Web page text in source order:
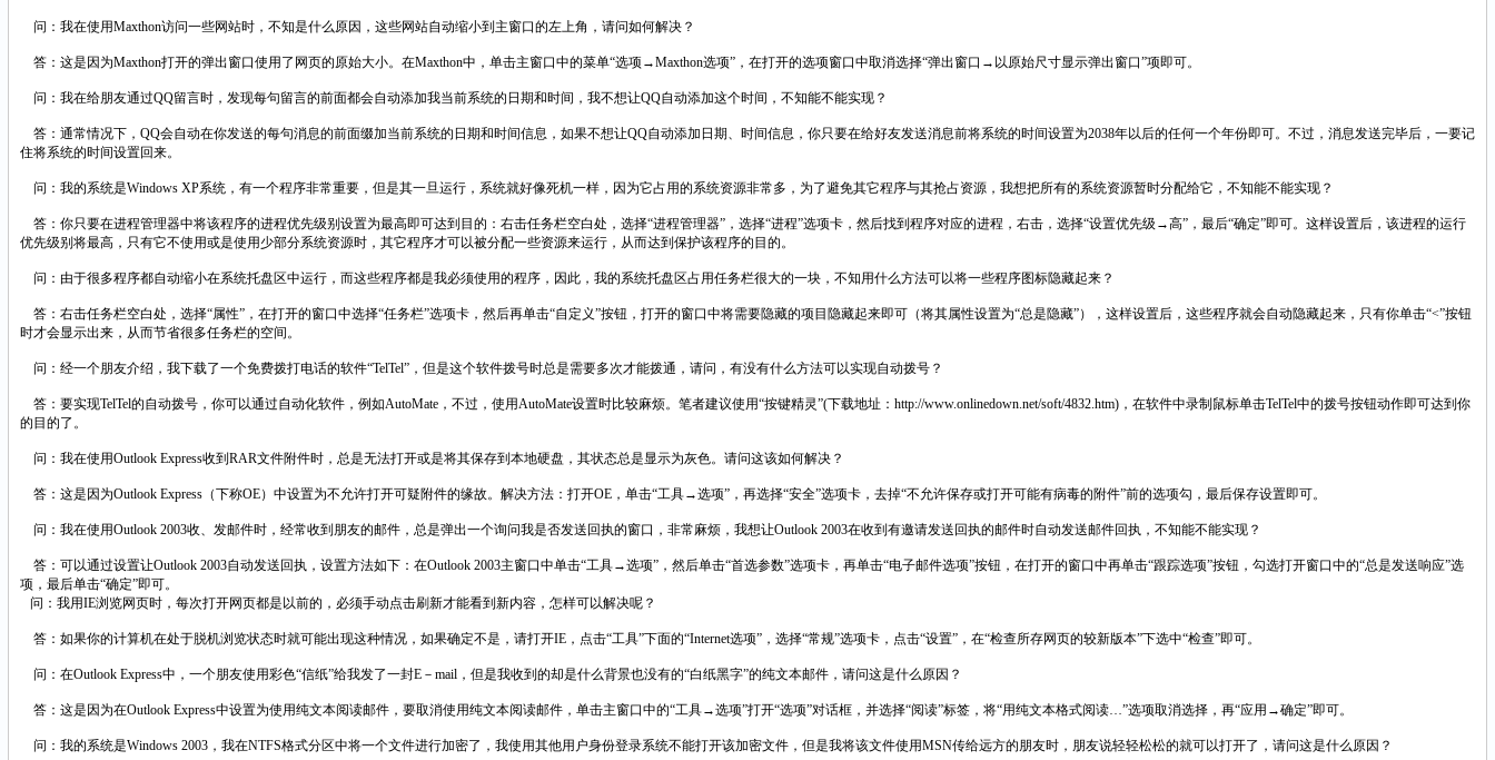
问：我在使用Maxthon访问一些网站时，不知是什么原因，这些网站自动缩小到主窗口的左上角，请问如何解决？
答：这是因为Maxthon打开的弹出窗口使用了网页的原始大小。在Maxthon中，单击主窗口中的菜单“选项→Maxthon选项”，在打开的选项窗口中取消选择“弹出窗口→以原始尺寸显示弹出窗口”项即可。
问：我在给朋友通过QQ留言时，发现每句留言的前面都会自动添加我当前系统的日期和时间，我不想让QQ自动添加这个时间，不知能不能实现？
答：通常情况下，QQ会自动在你发送的每句消息的前面缀加当前系统的日期和时间信息，如果不想让QQ自动添加日期、时间信息，你只要在给好友发送消息前将系统的时间设置为2038年以后的任何一个年份即可。不过，消息发送完毕后，一要记
住将系统的时间设置回来。
问：我的系统是Windows XP系统，有一个程序非常重要，但是其一旦运行，系统就好像死机一样，因为它占用的系统资源非常多，为了避免其它程序与其抢占资源，我想把所有的系统资源暂时分配给它，不知能不能实现？
答：你只要在进程管理器中将该程序的进程优先级别设置为最高即可达到目的：右击任务栏空白处，选择“进程管理器”，选择“进程”选项卡，然后找到程序对应的进程，右击，选择“设置优先级→高”，最后“确定”即可。这样设置后，该进程的运行
优先级别将最高，只有它不使用或是使用少部分系统资源时，其它程序才可以被分配一些资源来运行，从而达到保护该程序的目的。
问：由于很多程序都自动缩小在系统托盘区中运行，而这些程序都是我必须使用的程序，因此，我的系统托盘区占用任务栏很大的一块，不知用什么方法可以将一些程序图标隐藏起来？
答：右击任务栏空白处，选择“属性”，在打开的窗口中选择“任务栏”选项卡，然后再单击“自定义”按钮，打开的窗口中将需要隐藏的项目隐藏起来即可（将其属性设置为“总是隐藏”），这样设置后，这些程序就会自动隐藏起来，只有你单击“<”按钮
时才会显示出来，从而节省很多任务栏的空间。
问：经一个朋友介绍，我下载了一个免费拨打电话的软件“TelTel”，但是这个软件拨号时总是需要多次才能拨通，请问，有没有什么方法可以实现自动拨号？
答：要实现TelTel的自动拨号，你可以通过自动化软件，例如AutoMate，不过，使用AutoMate设置时比较麻烦。笔者建议使用“按键精灵”(下载地址：http://www.onlinedown.net/soft/4832.htm)，在软件中录制鼠标单击TelTel中的拨号按钮动作即可达到你
的目的了。
问：我在使用Outlook Express收到RAR文件附件时，总是无法打开或是将其保存到本地硬盘，其状态总是显示为灰色。请问这该如何解决？
答：这是因为Outlook Express（下称OE）中设置为不允许打开可疑附件的缘故。解决方法：打开OE，单击“工具→选项”，再选择“安全”选项卡，去掉“不允许保存或打开可能有病毒的附件”前的选项勾，最后保存设置即可。
问：我在使用Outlook 2003收、发邮件时，经常收到朋友的邮件，总是弹出一个询问我是否发送回执的窗口，非常麻烦，我想让Outlook 2003在收到有邀请发送回执的邮件时自动发送邮件回执，不知能不能实现？
答：可以通过设置让Outlook 2003自动发送回执，设置方法如下：在Outlook 2003主窗口中单击“工具→选项”，然后单击“首选参数”选项卡，再单击“电子邮件选项”按钮，在打开的窗口中再单击“跟踪选项”按钮，勾选打开窗口中的“总是发送响应”选
项，最后单击“确定”即可。
问：我用IE浏览网页时，每次打开网页都是以前的，必须手动点击刷新才能看到新内容，怎样可以解决呢？
答：如果你的计算机在处于脱机浏览状态时就可能出现这种情况，如果确定不是，请打开IE，点击“工具”下面的“Internet选项”，选择“常规”选项卡，点击“设置”，在“检查所存网页的较新版本”下选中“检查”即可。
问：在Outlook Express中，一个朋友使用彩色“信纸”给我发了一封E－mail，但是我收到的却是什么背景也没有的“白纸黑字”的纯文本邮件，请问这是什么原因？
答：这是因为在Outlook Express中设置为使用纯文本阅读邮件，要取消使用纯文本阅读邮件，单击主窗口中的“工具→选项”打开“选项”对话框，并选择“阅读”标签，将“用纯文本格式阅读…”选项取消选择，再“应用→确定”即可。
问：我的系统是Windows 2003，我在NTFS格式分区中将一个文件进行加密了，我使用其他用户身份登录系统不能打开该加密文件，但是我将该文件使用MSN传给远方的朋友时，朋友说轻轻松松的就可以打开了，请问这是什么原因？